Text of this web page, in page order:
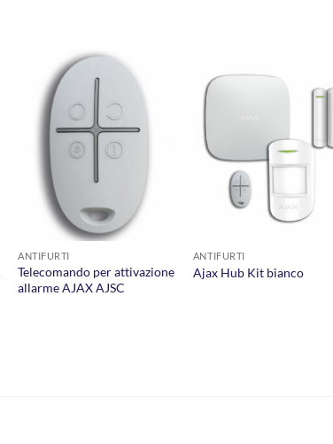
ALLA
LISTA DEI
DESIDERI
ANTIFURTI
Telecomando per attivazione
allarme AJAX AJSC
AGGIUNGI
DESIDERI
ANTIFURTI
Ajax Hub Kit bianco